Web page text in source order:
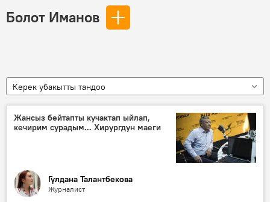
Болот Иманов
Керек убакытты тандоо
Жансыз бейтапты кучактап ыйлап,
кечирим сурадым... Хирургдун маеги
Гүлдана Талантбекова
Журналист